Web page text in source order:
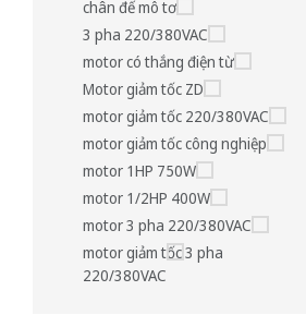
chân đế mô tơ
3 pha 220/380VAC
motor có thắng điện từ
Motor giảm tốc ZD
motor giảm tốc 220/380VAC
motor giảm tốc công nghiệp
motor 1HP 750W
motor 1/2HP 400W
motor 3 pha 220/380VAC
motor giảm tốc 3 pha
220/380VAC